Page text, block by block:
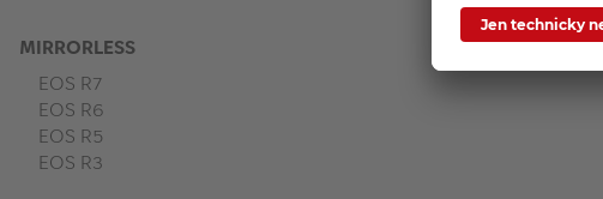
MIRRORLESS
EOS R7
EOS R6
EOS R5
EOS R3